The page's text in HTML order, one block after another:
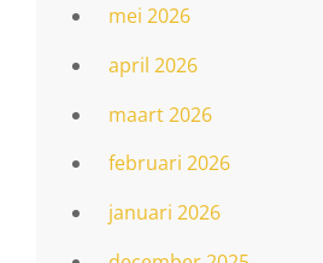
mei 2026
april 2026
maart 2026
februari 2026
januari 2026